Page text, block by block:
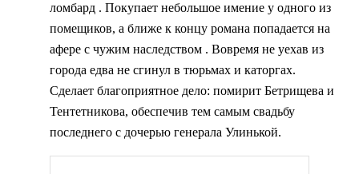
ломбард . Покупает небольшое имение у одного из
помещиков, а ближе к концу романа попадается на
афере с чужим наследством . Вовремя не уехав из
города едва не сгинул в тюрьмах и каторгах.
Сделает благоприятное дело: помирит Бетрищева и
Тентетникова, обеспечив тем самым свадьбу
последнего с дочерью генерала Улинькой.